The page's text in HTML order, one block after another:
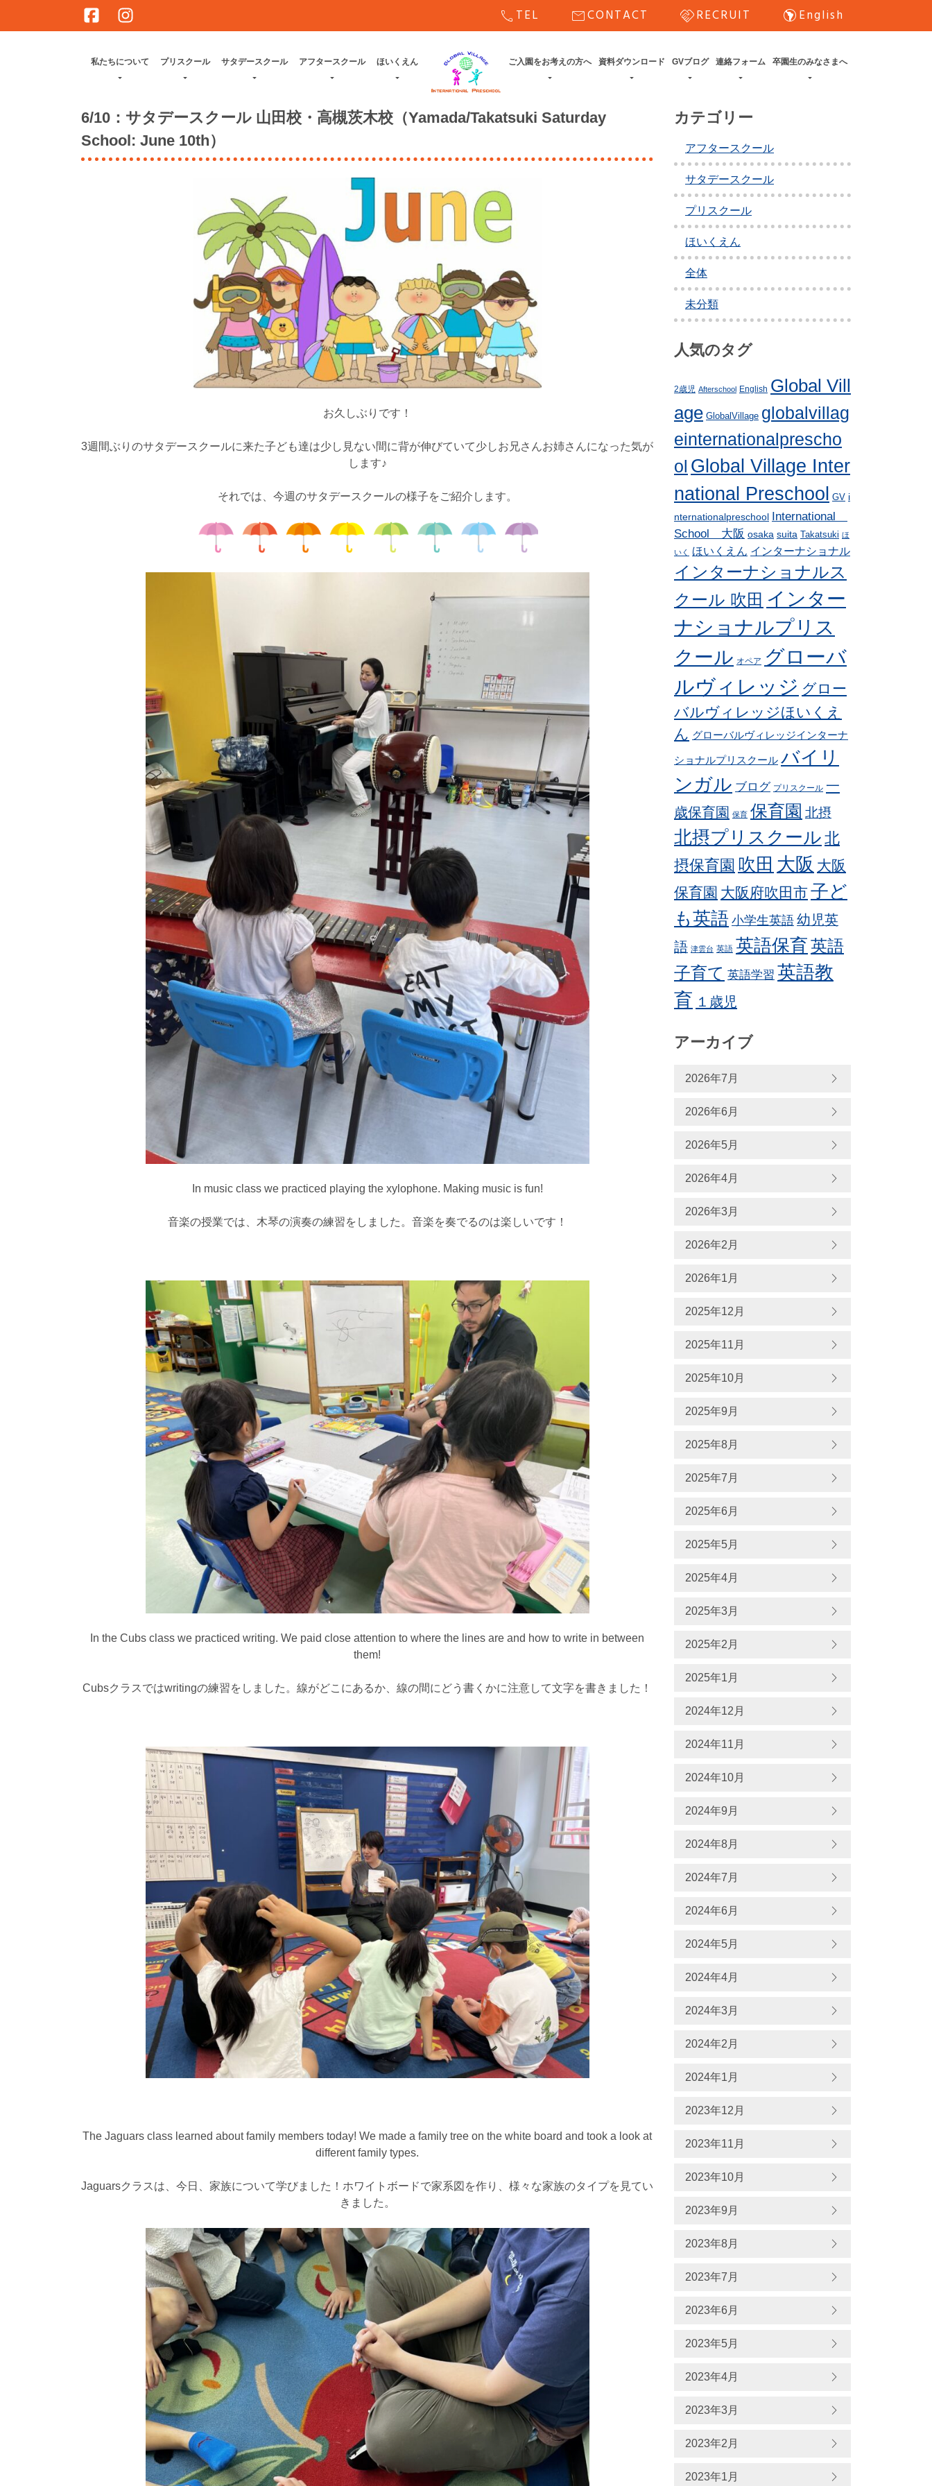
call TEL mailCONTACT handshakeRECRUIT south_americaEnglish
私たちについて プリスクール サタデースクール アフタースクール ほいくえん ご入園をお考えの方へ 資料ダウンロード GVブログ 連絡フォーム 卒園生のみなさまへ
6/10：サタデースクール 山田校・高槻茨木校（Yamada/Takatsuki Saturday
School: June 10th）
お久しぶりです！
3週間ぶりのサタデースクールに来た子ども達は少し見ない間に背が伸びていて少しお兄さんお姉さんになった気が
します♪
それでは、今週のサタデースクールの様子をご紹介します。
In music class we practiced playing the xylophone. Making music is fun!
音楽の授業では、木琴の演奏の練習をしました。音楽を奏でるのは楽しいです！
In the Cubs class we practiced writing. We paid close attention to where the lines are and how to write in between
them!
Cubsクラスではwritingの練習をしました。線がどこにあるか、線の間にどう書くかに注意して文字を書きました！
The Jaguars class learned about family members today! We made a family tree on the white board and took a look at
different family types.
Jaguarsクラスは、今日、家族について学びました！ホワイトボードで家系図を作り、様々な家族のタイプを見てい
きました。
カテゴリー
アフタースクール
サタデースクール
プリスクール
ほいくえん
全体
未分類
人気のタグ
2歳児 Afterschool English Global Vill
age GlobalVillage globalvillag
einternationalprescho
ol Global Village Inter
national Preschool GV i
nternationalpreschool International
School 大阪 osaka suita Takatsuki ほ
いく ほいくえん インターナショナル
インターナショナルス
クール 吹田 インター
ナショナルプリス
クール オペア グローバ
ルヴィレッジ グロー
バルヴィレッジほいくえ
ん グローバルヴィレッジインターナ
ショナルプリスクール バイリ
ンガル ブログ プリスクール 一
歳保育園 保育 保育園 北摂
北摂プリスクール 北
摂保育園 吹田 大阪 大阪
保育園 大阪府吹田市子ど
も英語 小学生英語幼児英
語 津雲台 英語 英語保育英語
子育て 英語学習 英語教
育 １歳児
アーカイブ
2026年7月
2026年6月
2026年5月
2026年4月
2026年3月
2026年2月
2026年1月
2025年12月
2025年11月
2025年10月
2025年9月
2025年8月
2025年7月
2025年6月
2025年5月
2025年4月
2025年3月
2025年2月
2025年1月
2024年12月
2024年11月
2024年10月
2024年9月
2024年8月
2024年7月
2024年6月
2024年5月
2024年4月
2024年3月
2024年2月
2024年1月
2023年12月
2023年11月
2023年10月
2023年9月
2023年8月
2023年7月
2023年6月
2023年5月
2023年4月
2023年3月
2023年2月
2023年1月